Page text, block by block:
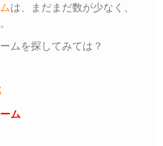
は、まだまだ数が少なく、
ムを探してみては？
ム